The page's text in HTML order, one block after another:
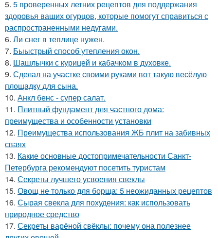
5. 5 проверенных летних рецептов для поддержания
здоровья ваших огурцов, которые помогут справиться с
распространенными недугами.
6. Ли снег в теплице нужен.
7. Быыстрый способ утепления окон.
8. Шашлычки с курицей и кабачком в духовке.
9. Сделал на участке своими руками вот такую весёлую
площадку для сына.
10. Анкл бенс - супер салат.
11. Плитный фундамент для частного дома:
преимущества и особенности установки
12. Преимущества использования ЖБ плит на забивных
сваях
13. Какие основные достопримечательности Санкт-
Петербурга рекомендуют посетить туристам
14. Секреты лучшего усвоения свеклы
15. Овощ не только для борща: 5 неожиданных рецептов
16. Сырая свекла для похудения: как использовать
природное средство
17. Секреты варёной свёклы: почему она полезнее